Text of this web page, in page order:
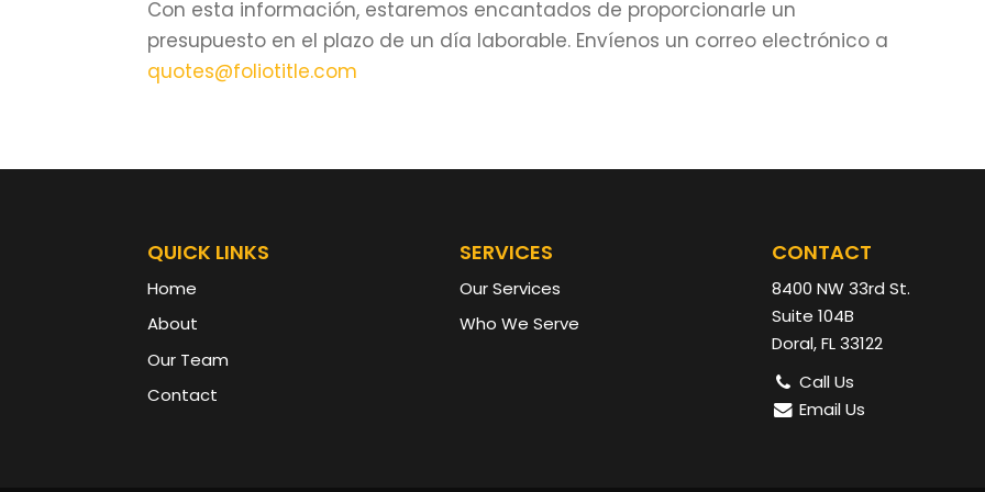
Con esta información, estaremos encantados de proporcionarle un
presupuesto en el plazo de un día laborable. Envíenos un correo electrónico a
quotes@foliotitle.com
QUICK LINKS
Home
About
Our Team
Contact
SERVICES
Our Services
Who We Serve
CONTACT
8400 NW 33rd St.
Suite 104B
Doral, FL 33122
Call Us
Email Us